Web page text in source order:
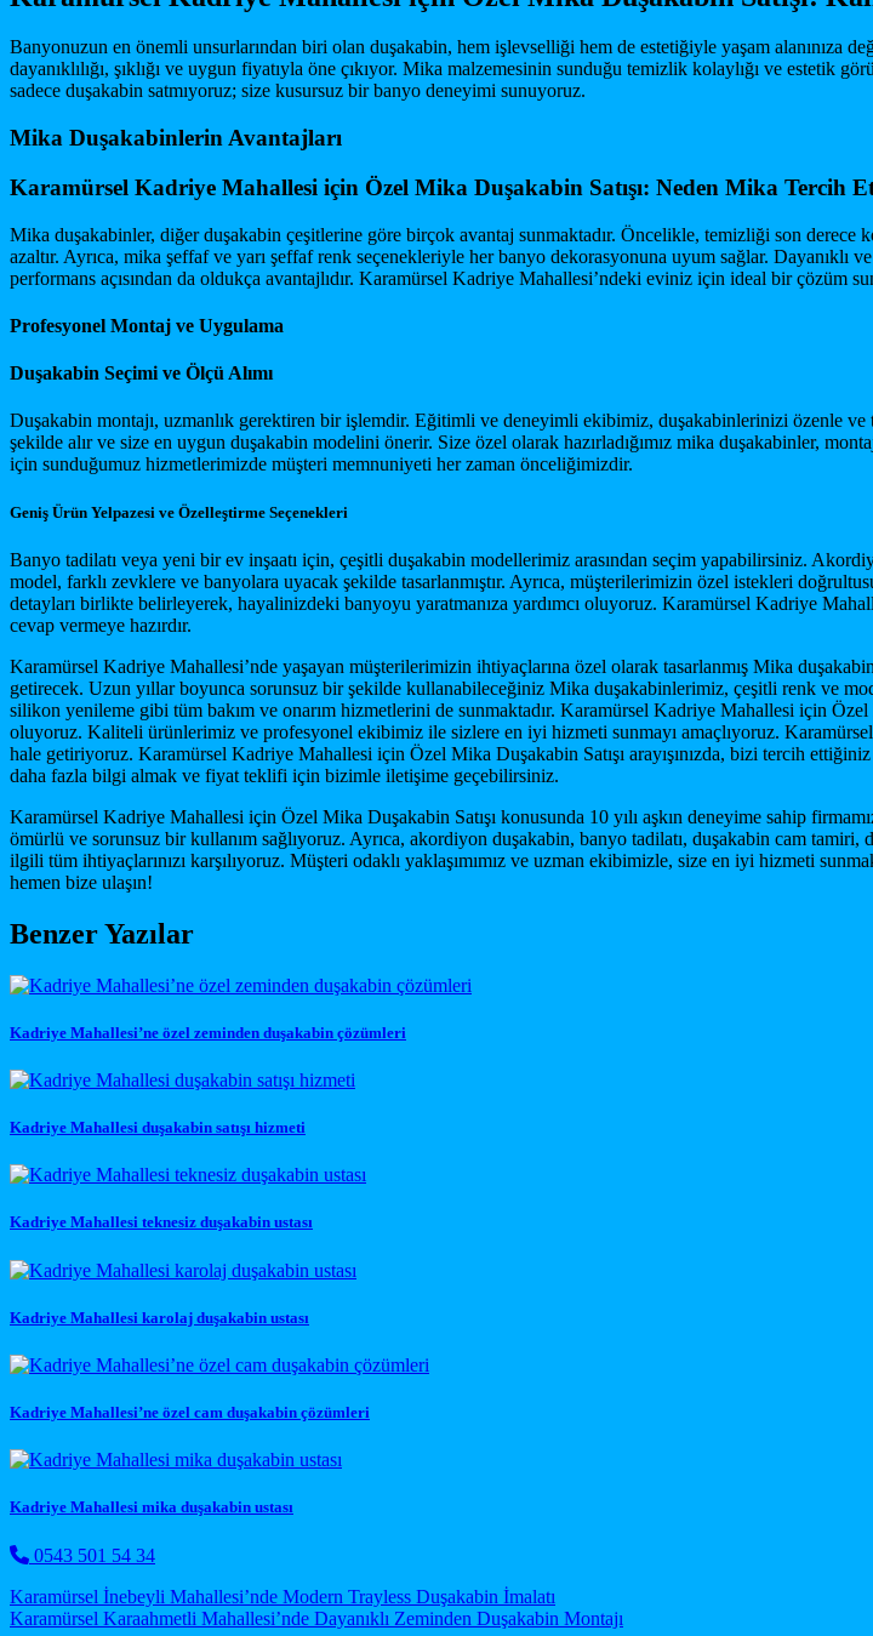
Banyonuzun en önemli unsurlarından biri olan duşakabin, hem işlevselliği hem de estetiğiyle yaşam alanınıza
dayanıklılığı, şıklığı ve uygun fiyatıyla öne çıkıyor. Mika malzemesinin sunduğu temizlik kolaylığı ve estetik
sadece duşakabin satmıyoruz; size kusursuz bir banyo deneyimi sunuyoruz.
Mika Duşakabinlerin Avantajları
Karamürsel Kadriye Mahallesi için Özel Mika Duşakabin Satışı: Neden Mika Tercih
Mika duşakabinler, diğer duşakabin çeşitlerine göre birçok avantaj sunmaktadır. Öncelikle, temizliği son derece
azaltır. Ayrıca, mika şeffaf ve yarı şeffaf renk seçenekleriyle her banyo dekorasyonuna uyum sağlar.
performans açısından da oldukça avantajlıdır. Karamürsel Kadriye Mahallesi’ndeki eviniz için ideal bir çözüm
Profesyonel Montaj ve Uygulama
Duşakabin Seçimi ve Ölçü Alımı
Duşakabin montajı, uzmanlık gerektiren bir işlemdir. Eğitimli ve deneyimli ekibimiz, duşakabinlerinizi özenle
şekilde alır ve size en uygun duşakabin modelini önerir. Size özel olarak hazırladığımız mika duşakabinler,
için sunduğumuz hizmetlerimizde müşteri memnuniyeti her zaman önceliğimizdir.
Geniş Ürün Yelpazesi ve Özelleştirme Seçenekleri
Banyo tadilatı veya yeni bir ev inşaatı için, çeşitli duşakabin modellerimiz arasından seçim yapabilirsiniz.
model, farklı zevklere ve banyolara uyacak şekilde tasarlanmıştır. Ayrıca, müşterilerimizin özel istekleri
detayları birlikte belirleyerek, hayalinizdeki banyoyu yaratmanıza yardımcı oluyoruz. Karamürsel Kadriye
cevap vermeye hazırdır.
Karamürsel Kadriye Mahallesi’nde yaşayan müşterilerimizin ihtiyaçlarına özel olarak tasarlanmış Mika
getirecek. Uzun yıllar boyunca sorunsuz bir şekilde kullanabileceğiniz Mika duşakabinlerimiz, çeşitli renk ve
silikon yenileme gibi tüm bakım ve onarım hizmetlerini de sunmaktadır. Karamürsel Kadriye Mahallesi için
oluyoruz. Kaliteli ürünlerimiz ve profesyonel ekibimiz ile sizlere en iyi hizmeti sunmayı amaçlıyoruz.
hale getiriyoruz. Karamürsel Kadriye Mahallesi için Özel Mika Duşakabin Satışı arayışınızda, bizi tercih
daha fazla bilgi almak ve fiyat teklifi için bizimle iletişime geçebilirsiniz.
Karamürsel Kadriye Mahallesi için Özel Mika Duşakabin Satışı konusunda 10 yılı aşkın deneyime sahip
ömürlü ve sorunsuz bir kullanım sağlıyoruz. Ayrıca, akordiyon duşakabin, banyo tadilatı, duşakabin cam
ilgili tüm ihtiyaçlarınızı karşılıyoruz. Müşteri odaklı yaklaşımımız ve uzman ekibimizle, size en iyi hizmeti
hemen bize ulaşın!
Benzer Yazılar
Kadriye Mahallesi’ne özel zeminden duşakabin çözümleri
Kadriye Mahallesi duşakabin satışı hizmeti
Kadriye Mahallesi teknesiz duşakabin ustası
Kadriye Mahallesi karolaj duşakabin ustası
Kadriye Mahallesi’ne özel cam duşakabin çözümleri
Kadriye Mahallesi mika duşakabin ustası
0543 501 54 34
Post navigation
Karamürsel İnebeyli Mahallesi’nde Modern Trayless Duşakabin İmalatı
Karamürsel Karaahmetli Mahallesi’nde Dayanıklı Zeminden Duşakabin Montajı